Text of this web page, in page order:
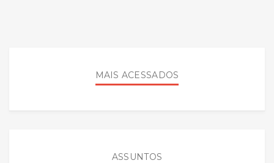
MAIS ACESSADOS
ASSUNTOS